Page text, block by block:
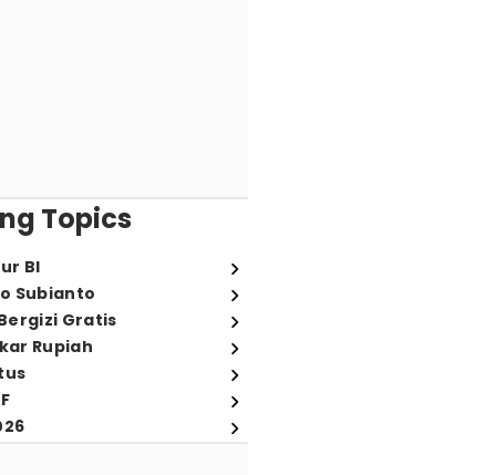
Topics
BI
Subianto
Gratis
Rupiah